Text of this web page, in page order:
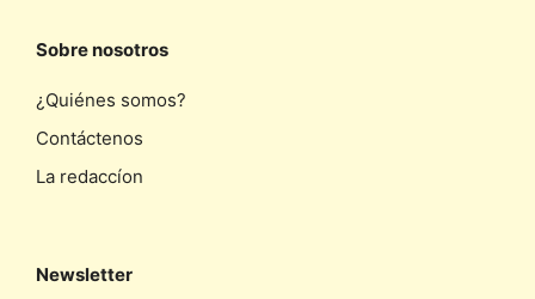
Sobre nosotros
¿Quiénes somos?
Contáctenos
La redaccíon
Newsletter